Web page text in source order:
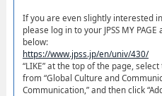
If you are even slightly interested
please log in to your JPSS MY
below:
https://www.jpss.jp/en/univ/430/
“LIKE” at the top of the page,
from “Global Culture and
Communication,” and then click